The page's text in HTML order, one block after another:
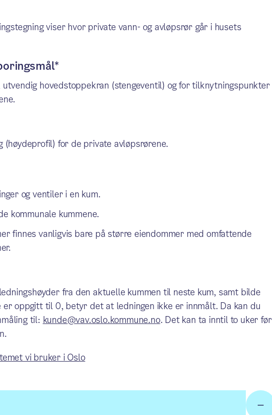
viser hvor private vann- og avløpsrør går i husets
hovedstoppekran (stengeventil) og for tilknytningspunkter
(høydeprofil) for de private avløpsrørene.
og ventiler i en kum.
kommunale kummene.
finnes vanligvis bare på større eiendommer med omfattende
fra den aktuelle kummen til neste kum, samt bilde
er oppgitt til 0, betyr det at ledningen ikke er innmålt. Da kan du
til: kunde@vav.oslo.kommune.no. Det kan ta inntil to uker før
vi bruker i Oslo